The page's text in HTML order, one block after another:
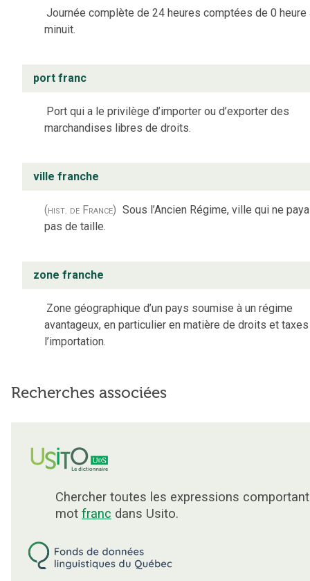
Journée complète de 24 heures comptées de 0 heure
minuit.
port franc
Port qui a le privilège d’importer ou d’exporter des
marchandises libres de droits.
ville franche
(hist. de France) Sous l’Ancien Régime, ville qui ne
pas de taille.
zone franche
Zone géographique d’un pays soumise à un régime
avantageux, en particulier en matière de droits et
l’importation.
Recherches associées
Chercher toutes les expressions
mot franc dans Usito.